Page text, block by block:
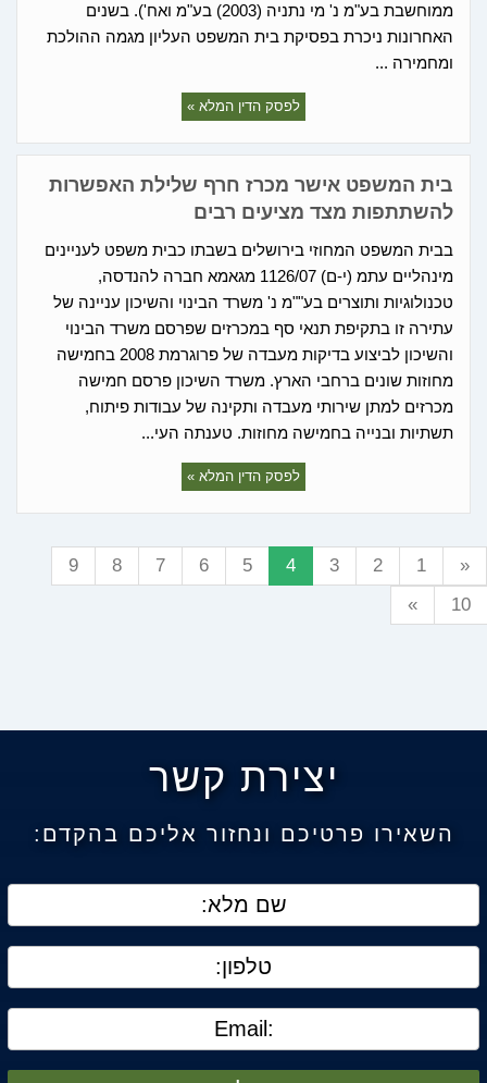
ממוחשבת בע"מ נ' מי נתניה (2003) בע"מ ואח'). בשנים
האחרונות ניכרת בפסיקת בית המשפט העליון מגמה ההולכת
ומחמירה ...
לפסק הדין המלא »
בית המשפט אישר מכרז חרף שלילת האפשרות
להשתתפות מצד מציעים רבים
בבית המשפט המחוזי בירושלים בשבתו כבית משפט לעניינים
מינהליים עתמ (י-ם) 1126/07 מגאמא חברה להנדסה,
טכנולוגיות ותוצרים בע""מ נ' משרד הבינוי והשיכון עניינה של
עתירה זו בתקיפת תנאי סף במכרזים שפרסם משרד הבינוי
והשיכון לביצוע בדיקות מעבדה של פרוגרמת 2008 בחמישה
מחוזות שונים ברחבי הארץ. משרד השיכון פרסם חמישה
מכרזים למתן שירותי מעבדה ותקינה של עבודות פיתוח,
תשתיות ובנייה בחמישה מחוזות. טענתה העי...
לפסק הדין המלא »
«
1
2
3
4
5
6
7
8
9
10
»
יצירת קשר
השאירו פרטיכם ונחזור אליכם בהקדם: